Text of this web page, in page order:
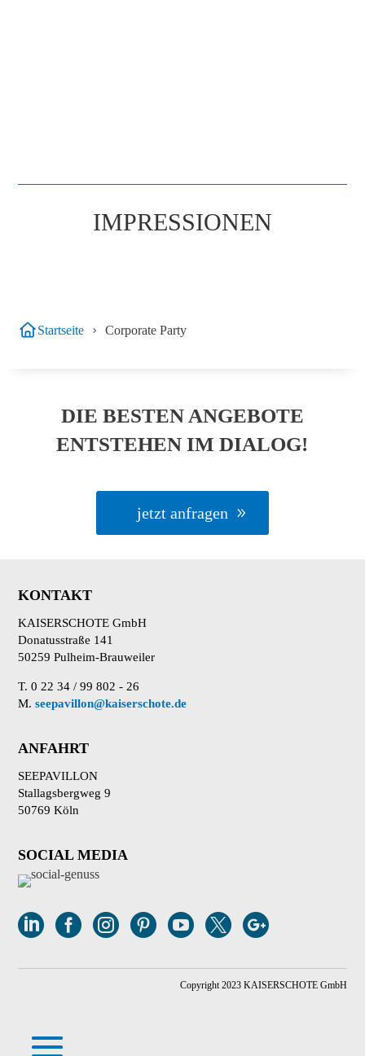
IMPRESSIONEN
Startseite Corporate Party
DIE BESTEN ANGEBOTE
ENTSTEHEN IM DIALOG!
jetzt anfragen
KONTAKT
KAISERSCHOTE GmbH
Donatusstraße 141
50259 Pulheim-Brauweiler
T. 0 22 34 / 99 802 - 26
M. seepavillon@kaiserschote.de
ANFAHRT
SEEPAVILLON
Stallagsbergweg 9
50769 Köln
SOCIAL MEDIA
      
Copyright 2023 KAISERSCHOTE GmbH